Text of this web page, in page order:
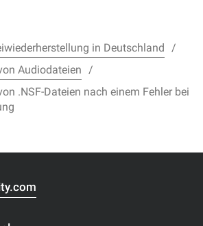
in Deutschland
Audiodateien
.NSF-Dateien nach einem Fehler bei